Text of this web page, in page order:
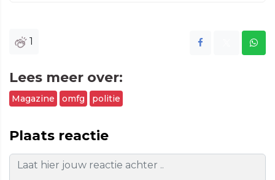
1
Lees meer over:
Magazine omfg politie
Plaats reactie